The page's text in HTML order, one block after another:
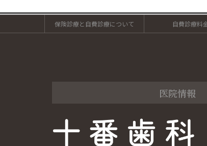
保険診療と自費診療について 自費診療料
医院情報